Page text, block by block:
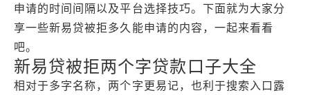
申请的时间间隔以及平台选择技巧。下面就为大家分
享一些新易贷被拒多久能申请的内容，一起来看看
吧。
新易贷被拒两个字贷款口子大全
相对于多字名称，两个字更易记，也利于搜索入口露